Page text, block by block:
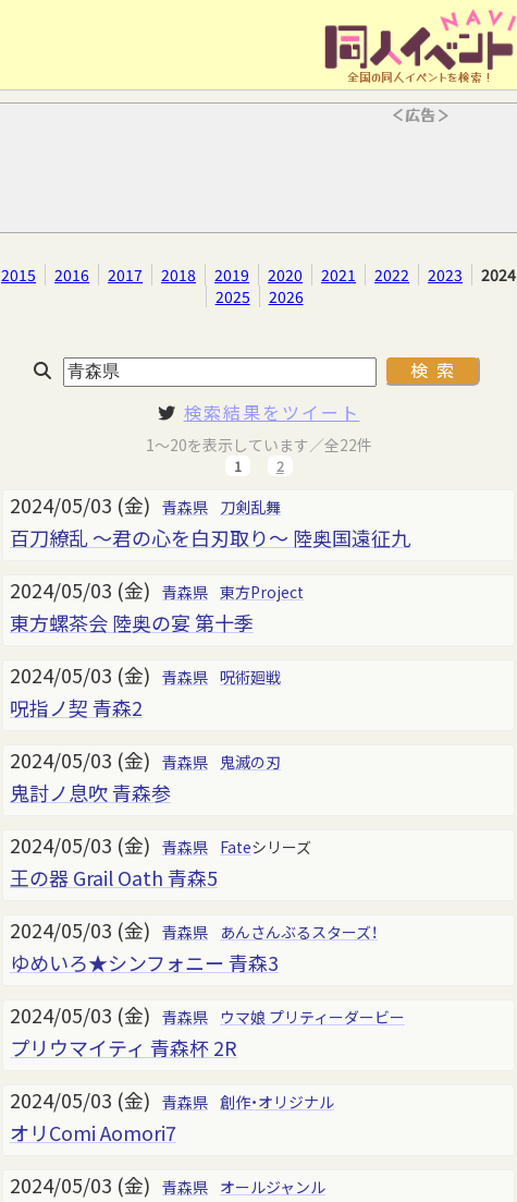
全国の同人イベントを検索！
＜広告＞
2015 2016 2017 2018 2019 2020 2021 2022 2023
2024
2025
2026
検索結果をツイート
1～20を表示しています／全22件
1 2
2024/05/03 (金) 青森県 刀剣乱舞
百刀繚乱 ～君の心を白刃取り～ 陸奥国遠征九
2024/05/03 (金) 青森県 東方Project
東方螺茶会 陸奥の宴 第十季
2024/05/03 (金) 青森県 呪術廻戦
呪指ノ契 青森2
2024/05/03 (金) 青森県 鬼滅の刃
鬼討ノ息吹 青森参
2024/05/03 (金) 青森県 Fateシリーズ
王の器 Grail Oath 青森5
2024/05/03 (金) 青森県 あんさんぶるスターズ！
ゆめいろ★シンフォニー 青森3
2024/05/03 (金) 青森県 ウマ娘 プリティーダービー
プリウマイティ 青森杯 2R
2024/05/03 (金) 青森県 創作・オリジナル
オリComi Aomori7
2024/05/03 (金) 青森県 オールジャンル